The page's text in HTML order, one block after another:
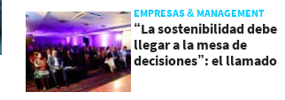
EMPRESAS & MANAGEMENT
“La sostenibilidad debe
llegar a la mesa de
decisiones”: el llamado